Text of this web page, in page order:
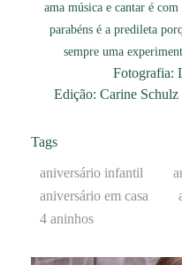
ama música e cantar é
parabéns é a predileta
sempre uma
Fotografia:
Edição: Carine
Tags
aniversário infantil
aniversário em casa
4 aninhos